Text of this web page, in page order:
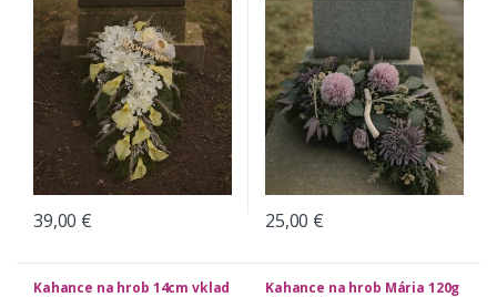
39,00 € 25,00 €
Kahance na hrob 14cm vklad
Kahance na hrob Mária 120g